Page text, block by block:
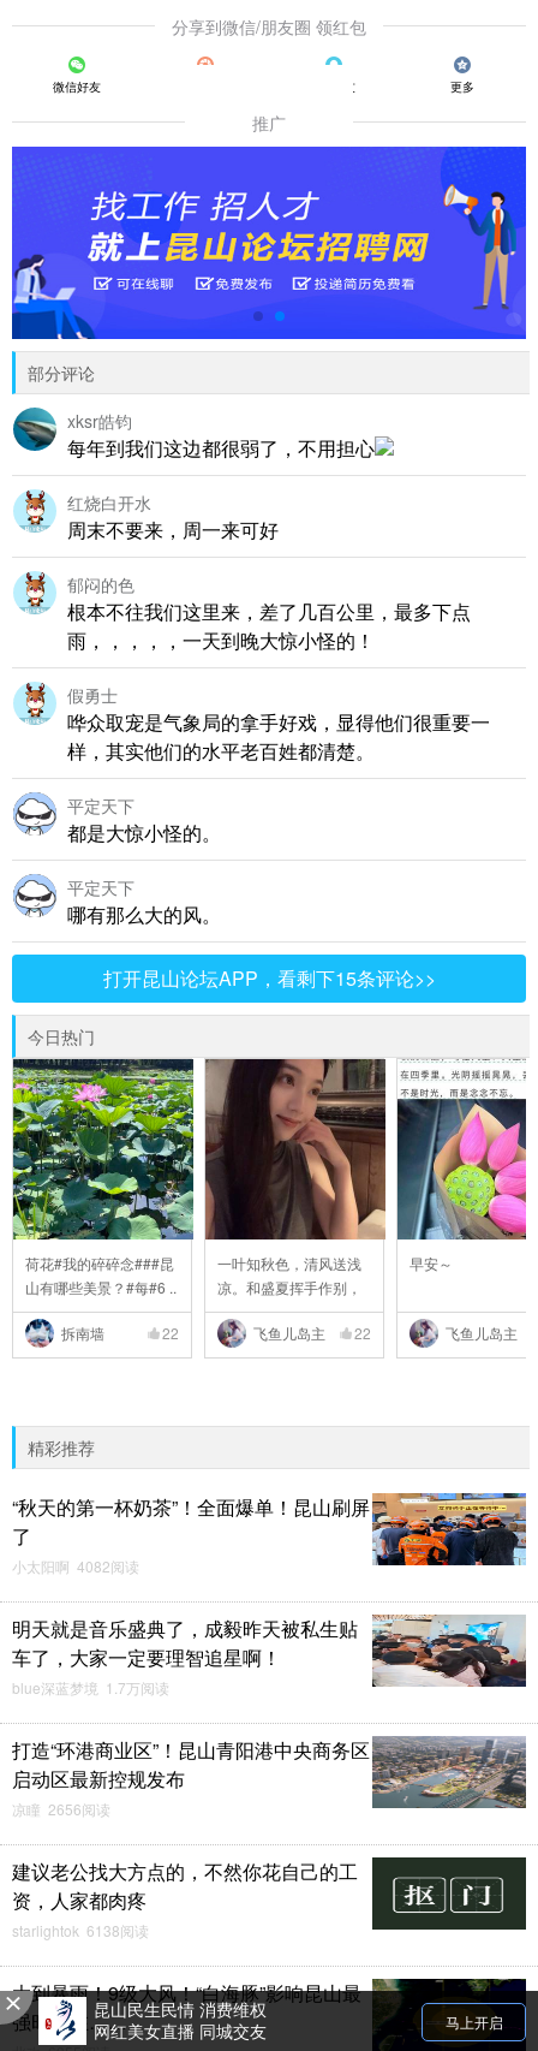
分享到微信/朋友圈 领红包
微信好友 QQ好友 更多
推广
部分评论
xksr皓钧
每年到我们这边都很弱了，不用担心
红烧白开水
周末不要来，周一来可好
郁闷的色
根本不往我们这里来，差了几百公里，最多下点
雨，，，，，一天到晚大惊小怪的！
假勇士
哗众取宠是气象局的拿手好戏，显得他们很重要一
样，其实他们的水平老百姓都清楚。
平定天下
都是大惊小怪的。
平定天下
哪有那么大的风。
打开昆山论坛APP，看剩下15条评论>>
今日热门
荷花#我的碎碎念###昆
山有哪些美景？#每#6 ..
拆南墙 22
一叶知秋色，清风送浅
凉。和盛夏挥手作别，
..
飞鱼儿岛主
22
早安～
飞鱼儿岛主
精彩推荐
“秋天的第一杯奶茶”！全面爆单！昆山刷屏
了
小太阳啊 4082阅读
明天就是音乐盛典了，成毅昨天被私生贴
车了，大家一定要理智追星啊！
blue深蓝梦境 1.7万阅读
打造“环港商业区”！昆山青阳港中央商务区
启动区最新控规发布
凉瞳 2656阅读
建议老公找大方点的，不然你花自己的工
资，人家都肉疼
starlightok 6138阅读
大到暴雨！9级大风！“白海豚”影响昆山最
强时段在……昆山民生民情 消费维权
网红美女直播 同城交友
马上开启